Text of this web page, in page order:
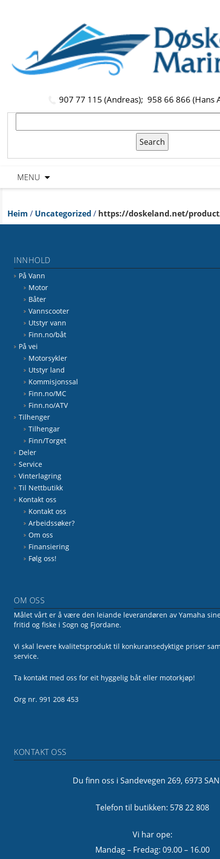
907 77 115 (Andreas); 958 66 866 (Hans
MENU
Heim / Uncategorized / https://doskeland.net/
INNHOLD
På Vann
Motor
Båter
Vannscooter
Utstyr vann
Finn.no/båt
På vei
Motorsykler
Utstyr land
Kommisjonssal
Finn.no/MC
Finn.no/ATV
Tilhenger
Tilhengar
Finn/Torget
Deler
Service
Vinterlagring
Til Nettbutikk
Kontakt oss
Kontakt oss
Arbeidssøker?
Om oss
Finansiering
Følg oss!
OM OSS
Målet vårt er å være den leiande leverandøren av Yamaha
fritid og fiske i Sogn og Fjordane.
Vi skal levere kvalitetsprodukt til konkuransedyktige priser
service.
Ta kontakt med oss for eit hyggelig båt eller motorkjøp!
Org nr. 991 208 453
KONTAKT OSS
Du finn oss i Sandevegen 269, 6973
Telefon til butikken: 578 22 808
Vi har ope:
Mandag – Fredag: 09.00 – 16.00